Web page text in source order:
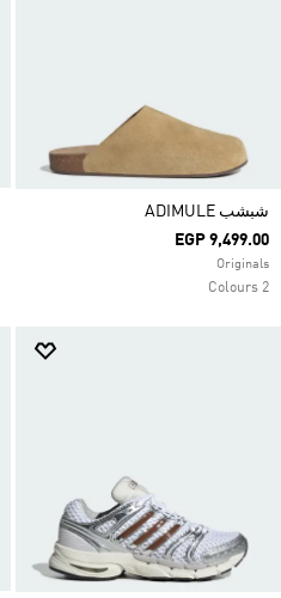
شبشب ADIMULE
EGP 9,499.00
Originals
2 Colours